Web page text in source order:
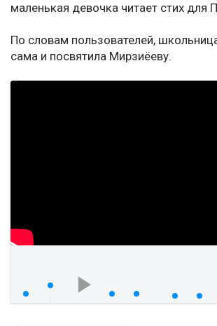
маленькая девочка читает стих для
По словам пользователей,
сама и посвятила Мирзиёеву.